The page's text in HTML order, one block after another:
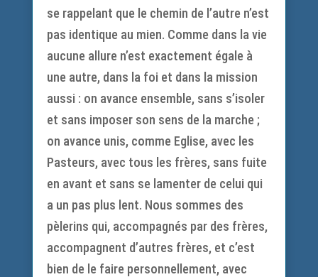
se rappelant que le chemin de l’autre n’est
pas identique au mien. Comme dans la vie
aucune allure n’est exactement égale à
une autre, dans la foi et dans la mission
aussi : on avance ensemble, sans s’isoler
et sans imposer son sens de la marche ;
on avance unis, comme Eglise, avec les
Pasteurs, avec tous les frères, sans fuite
en avant et sans se lamenter de celui qui
a un pas plus lent. Nous sommes des
pèlerins qui, accompagnés par des frères,
accompagnent d’autres frères, et c’est
bien de le faire personnellement, avec